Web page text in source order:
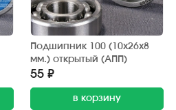
Подшипник 100 (10х26х8
мм.) открытый (АПП)
55 ₽
в корзину